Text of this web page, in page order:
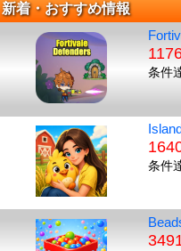
新着・おすすめ情報
条件
条件